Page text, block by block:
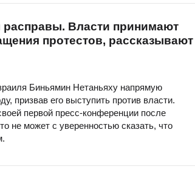
расправы. Власти принимают
протестов, рассказывают
Биньямин Нетаньяху напрямую
призвав его выступить против власти.
первой пресс-конференции после
не может с уверенностью сказать, что